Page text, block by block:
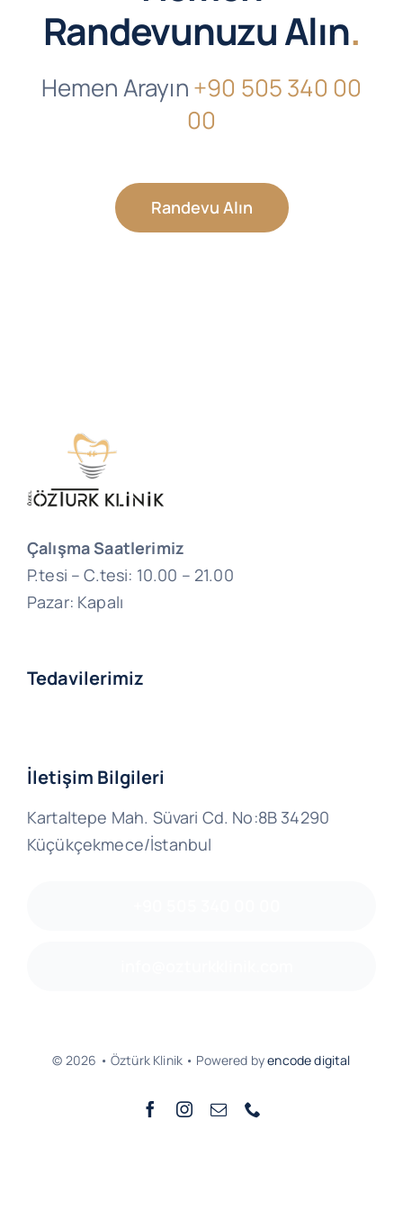
Randevunuzu Alın.
Hemen Arayın+90 505 340 00
00
Randevu Alın
Çalışma Saatlerimiz
P.tesi – C.tesi: 10.00 – 21.00
Pazar: Kapalı
Tedavilerimiz
İletişim Bilgileri
Kartaltepe Mah. Süvari Cd. No:8B 34290
Küçükçekmece/İstanbul
© 2026 • Öztürk Klinik • Powered byencode digital